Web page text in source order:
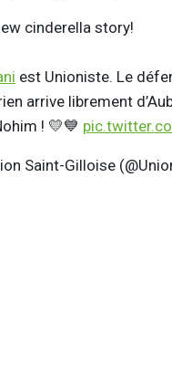
cinderella story!
est Unioniste. Le
arrive librement
! 💛💙
Saint-Gilloise